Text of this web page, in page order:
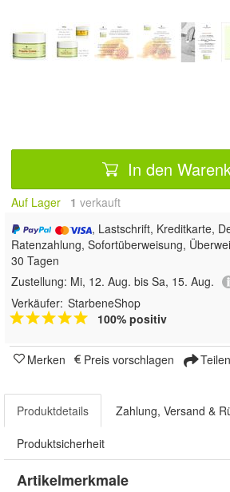
In den
Auf Lager 1 verkauft
, Lastschrift, Kreditkarte,
Ratenzahlung, Sofortüberweisung,
30 Tagen
Zustellung: Mi, 12. Aug. bis Sa, 15. Aug.
Verkäufer: StarbeneShop
100% positiv
Merken Preis vorschlagen Teilen
Produktdetails Zahlung, Versand &
Produktsicherheit
Artikelmerkmale